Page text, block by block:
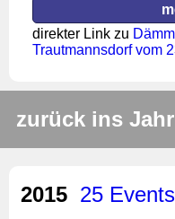
direkter Link zu
Trautmannsdorf vom
zurück ins
2015 25 Events